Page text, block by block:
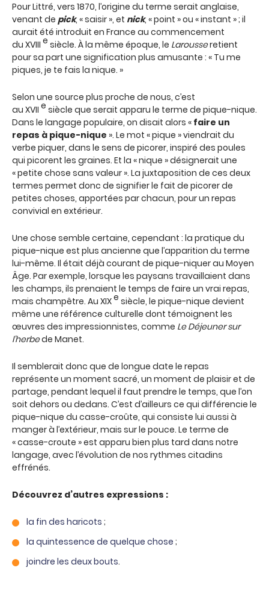
Pour Littré, vers 1870, l’origine du terme serait anglaise,
venant de pick, « saisir », et nick, « point » ou « instant » ; il
aurait été introduit en France au commencement
du XVIII e siècle. À la même époque, le Larousseretient
pour sa part une signification plus amusante : « Tu me
piques, je te fais la nique. »
Selon une source plus proche de nous, c’est
au XVII e siècle que serait apparu le terme de pique-nique.
Dans le langage populaire, on disait alors « faire un
repas à pique-nique ». Le mot « pique » viendrait du
verbe piquer, dans le sens de picorer, inspiré des poules
qui picorent les graines. Et la « nique » désignerait une
« petite chose sans valeur ». La juxtaposition de ces deux
termes permet donc de signifier le fait de picorer de
petites choses, apportées par chacun, pour un repas
convivial en extérieur.
Une chose semble certaine, cependant : la pratique du
pique-nique est plus ancienne que l’apparition du terme
lui-même. Il était déjà courant de pique-niquer au Moyen
Âge. Par exemple, lorsque les paysans travaillaient dans
les champs, ils prenaient le temps de faire un vrai repas,
mais champêtre. Au XIXe siècle, le pique-nique devient
même une référence culturelle dont témoignent les
œuvres des impressionnistes, comme Le Déjeuner sur
l’herbede Manet.
Il semblerait donc que de longue date le repas
représente un moment sacré, un moment de plaisir et de
partage, pendant lequel il faut prendre le temps, que l’on
soit dehors ou dedans. C’est d’ailleurs ce qui différencie le
pique-nique du casse-croûte, qui consiste lui aussi à
manger à l’extérieur, mais sur le pouce. Le terme de
« casse-croute » est apparu bien plus tard dans notre
langage, avec l’évolution de nos rythmes citadins
effrénés.
Découvrez d’autres expressions :
la fin des haricots ;
la quintessence de quelque chose ;
joindre les deux bouts.